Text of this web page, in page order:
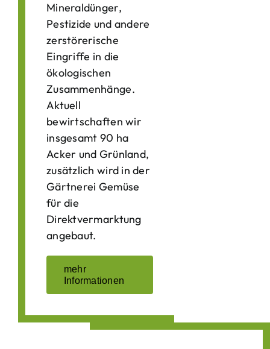
Mineraldünger,
Pestizide und andere
zerstörerische
Eingriffe in die
ökologischen
Zusammenhänge.
Aktuell
bewirtschaften wir
insgesamt 90 ha
Acker und Grünland,
zusätzlich wird in der
Gärtnerei Gemüse
für die
Direktvermarktung
angebaut.
mehr
Informationen